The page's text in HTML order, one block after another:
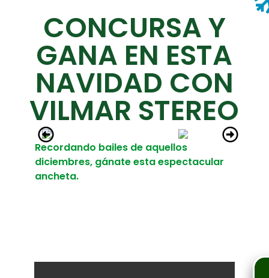
CONCURSA Y
GANA EN ESTA
NAVIDAD CON
VILMAR STEREO
Recordando bailes de aquellos
diciembres, gánate esta espectacular
ancheta.